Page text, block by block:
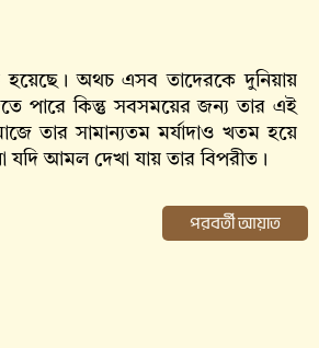
হয়েছে। অথচ এসব তাদেরকে দুনিয়ায়
পারে কিন্তু সবসময়ের জন্য তার এই
তার সামান্যতম মর্যাদাও খতম হয়ে
যদি আমল দেখা যায় তার বিপরীত।
পরবর্তী আয়াত